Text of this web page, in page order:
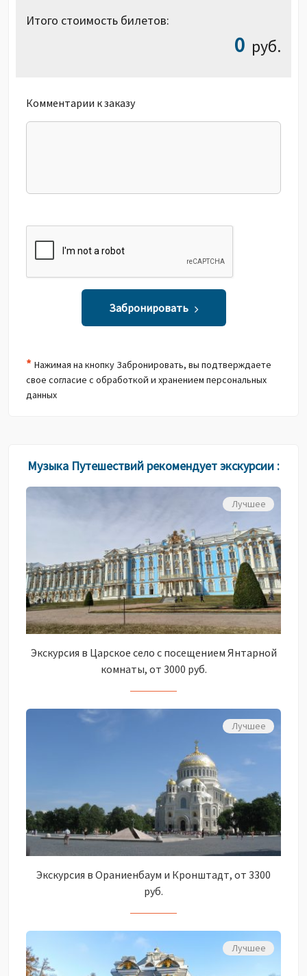
Итого стоимость билетов:
0 руб.
Комментарии к заказу
* Нажимая на кнопку Забронировать, вы подтверждаете
свое согласие с обработкой и хранением персональных
данных
Забронировать
Музыка Путешествий рекомендует экскурсии :
Лучшее
Экскурсия в Царское село с посещением Янтарной
комнаты, от 3000 руб.
Лучшее
Экскурсия в Ораниенбаум и Кронштадт, от 3300
руб.
Лучшее